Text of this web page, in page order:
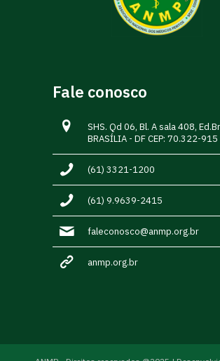
Fale conosco
SHS. Qd 06, Bl. A sala 408,
BRASÍLIA - DF CEP: 70.322-915
(61) 3321-1200
(61) 9.9639-2415
faleconosco@anmp.org.br
anmp.org.br